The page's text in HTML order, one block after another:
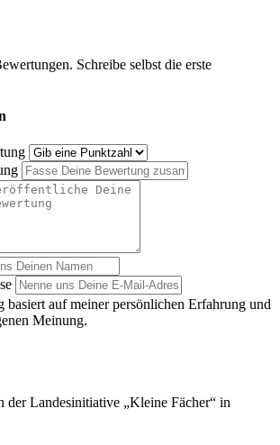
Schreibe selbst die erste
basiert auf meiner persönlichen Erfahrung und
Meinung.
der Landesinitiative „Kleine Fächer“ in